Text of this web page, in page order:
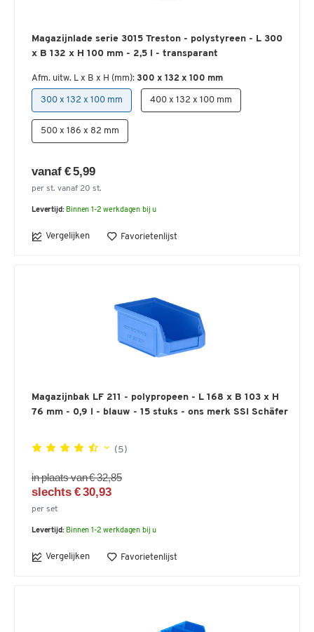
Magazijnlade serie 3015 Treston - polystyreen - L 300
x B 132 x H 100 mm - 2,5 l - transparant
Afm. uitw. L x B x H (mm): 300 x 132 x 100 mm
300 x 132 x 100 mm 400 x 132 x 100 mm
500 x 186 x 82 mm
vanaf € 5,99
per st. vanaf 20 st.
Levertijd: Binnen 1-2 werkdagen bij u
Vergelijken Favorietenlijst
Magazijnbak LF 211 - polypropeen - L 168 x B 103 x H
76 mm - 0,9 l - blauw - 15 stuks - ons merk SSI Schäfer
(5)
in plaats van € 32,85
slechts € 30,93
per set
Levertijd: Binnen 1-2 werkdagen bij u
Vergelijken Favorietenlijst